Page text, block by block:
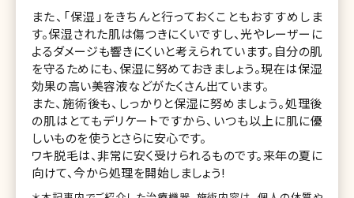
また、「保湿」をきちんと行っておくこともおすすめしま
す。保湿された肌は傷つきにくいですし、光やレーザーに
よるダメージも響きにくいと考えられています。自分の肌
を守るためにも、保湿に努めておきましょう。現在は保湿
効果の高い美容液などがたくさん出ています。
また、施術後も、しっかりと保湿に努めましょう。処理後
の肌はとてもデリケートですから、いつも以上に肌に優
しいものを使うとさらに安心です。
ワキ脱毛は、非常に安く受けられるものです。来年の夏に
向けて、今から処理を開始しましょう!